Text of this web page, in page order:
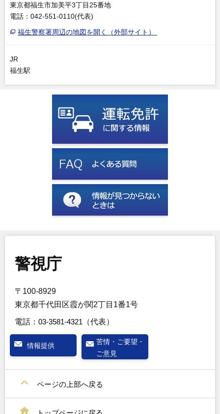
東京都福生市加美平3丁目25番地
電話：042-551-0110(代表)
福生警察署周辺の地図を開く（外部サイト）
JR
福生駅
警視庁
〒100-8929
東京都千代田区霞が関2丁目1番1号
電話： 03-3581-4321 （代表）
情報提供
苦情・ご要望・
ご意見
ページの上部へ戻る